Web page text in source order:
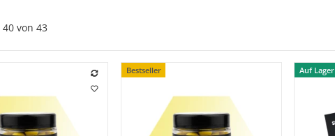
40 von 43
Bestseller Auf Lager